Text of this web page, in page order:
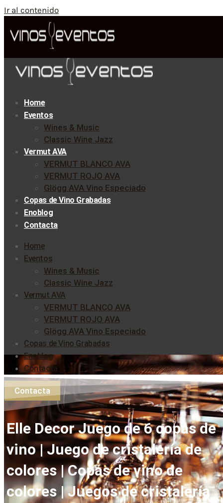
Ir al contenido
Home
Eventos
Wines & Music
Classic Wine Jazz
Vermut AVA
VERMUT BLANCO AVA
VERMUT ROJO AVA
Glögg AVA Vino Especiado
Copas de Vino Grabadas
Enoblog
Contacta
Home
Eventos
Wines & Music
Classic Wine Jazz
Vermut AVA
VERMUT BLANCO AVA
VERMUT ROJO AVA
Glögg AVA Vino Especiado
Copas de Vino Grabadas
Enoblog
Contacta
Contacta
Elle Decor Juego de 6 copas de
vino | Juego de cristalería de
colores | Copas de vino de
colores | Juegos de cristalería